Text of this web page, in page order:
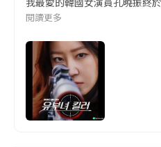
閱讀更多